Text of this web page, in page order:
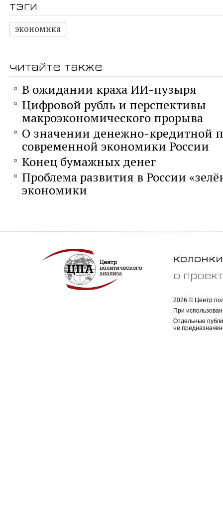
тэги
экономика
читайте также
В ожидании краха ИИ-пузыря
Цифровой рубль и перспективы
макроэкономического прорыва
О значении денежно-кредитной
современной экономики России
Конец бумажных денег
Проблема развития в России
экономики
колонки
о
2026 © Центр
При
Отдельные
не